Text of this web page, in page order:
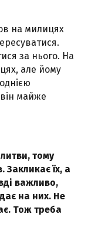
на милицях
за нього. На
але йому
майже
тому
Закликає їх, а
важливо,
на них. Не
Тож треба